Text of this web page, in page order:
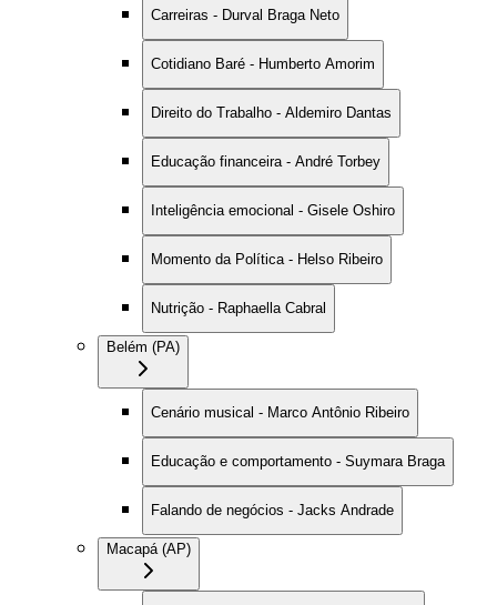
Carreiras - Durval Braga Neto
Cotidiano Baré - Humberto Amorim
Direito do Trabalho - Aldemiro Dantas
Educação financeira - André Torbey
Inteligência emocional - Gisele Oshiro
Momento da Política - Helso Ribeiro
Nutrição - Raphaella Cabral
Belém (PA)
Cenário musical - Marco Antônio Ribeiro
Educação e comportamento - Suymara Braga
Falando de negócios - Jacks Andrade
Macapá (AP)